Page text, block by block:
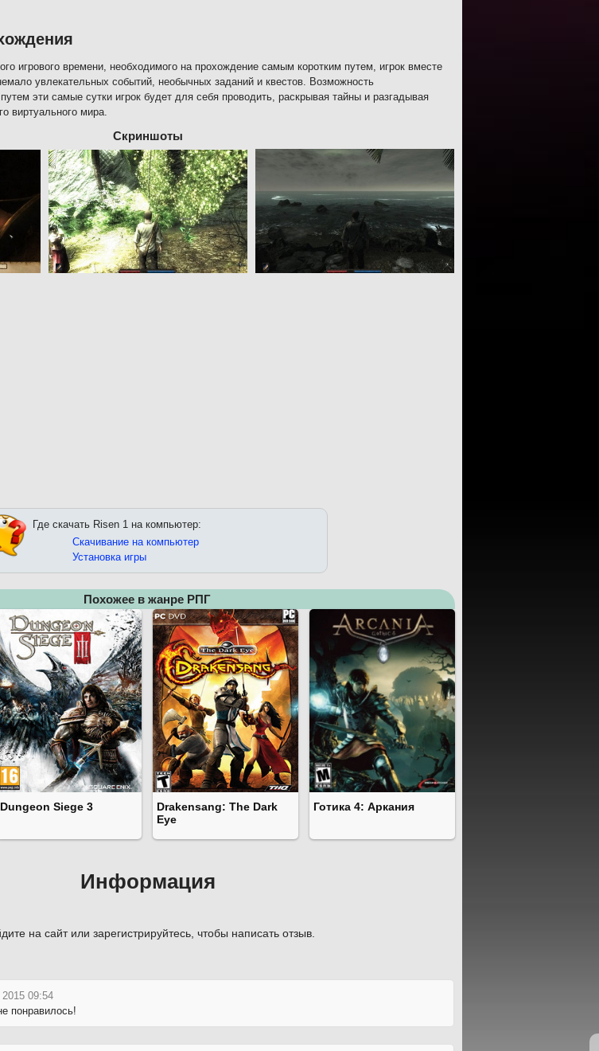
игрового времени, необходимого на прохождение самым коротким путем, игрок вместе
увлекательных событий, необычных заданий и квестов. Возможность
эти самые сутки игрок будет для себя проводить, раскрывая тайны и разгадывая
виртуального мира.
Скриншоты
Где скачать Risen 1 на компьютер:
Скачивание на компьютер
Установка игры
Похожее в жанре РПГ
Dungeon Siege 3
Drakensang: The Dark
Eye
Готика 4: Аркания
Информация
на сайт или зарегистрируйтесь, чтобы написать отзыв.
09:54
понравилось!